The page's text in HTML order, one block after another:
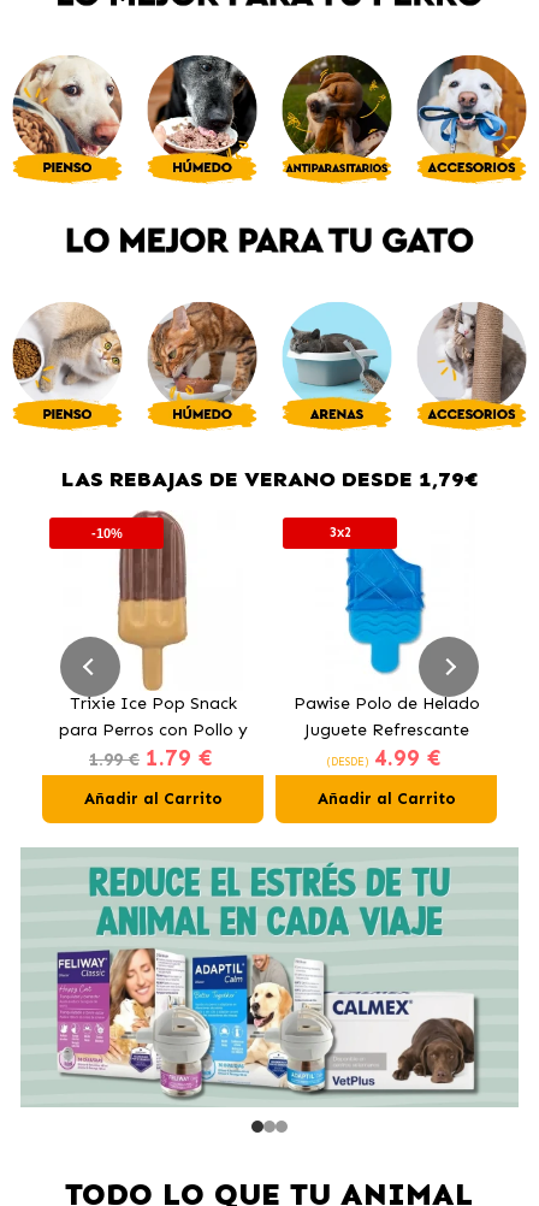
LAS REBAJAS DE VERANO DESDE 1,79€
-10%
Trixie Ice Pop Snack
para Perros con Pollo y
Arándanos
1.99 € 1.79 €
Añadir al Carrito
3x2
Pawise Polo de Helado
Juguete Refrescante
para Perros
(DESDE) 4.99 €
Añadir al Carrito
TODO LO QUE TU ANIMAL